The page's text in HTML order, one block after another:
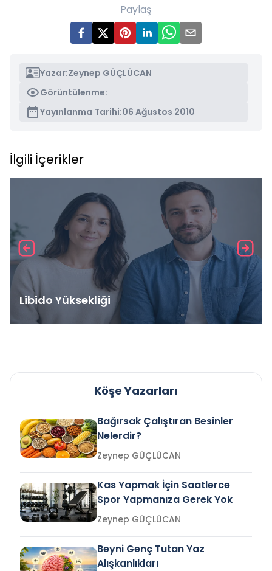
Paylaş
Yazar:Zeynep GÜÇLÜCAN
Görüntülenme:
Yayınlanma Tarihi:06 Ağustos 2010
İlgili İçerikler
Libido Yüksekliği
Köşe Yazarları
Bağırsak Çalıştıran Besinler
Nelerdir?
Zeynep GÜÇLÜCAN
Kas Yapmak İçin Saatlerce
Spor Yapmanıza Gerek Yok
Zeynep GÜÇLÜCAN
Beyni Genç Tutan Yaz
Alışkanlıkları